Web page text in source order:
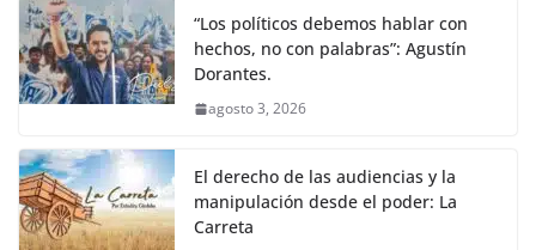
“Los políticos debemos hablar con
hechos, no con palabras”: Agustín
Dorantes.
agosto 3, 2026
El derecho de las audiencias y la
manipulación desde el poder: La
Carreta